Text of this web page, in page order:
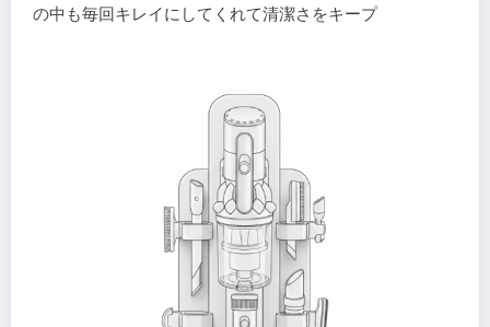
の中も毎回キレイにしてくれて清潔さをキープ